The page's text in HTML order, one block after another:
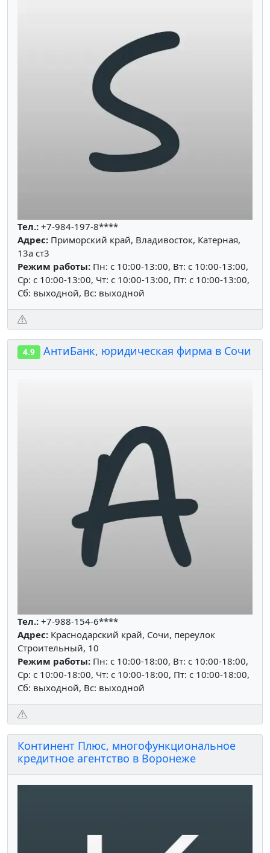
Тел.: +7-984-197-8****
Адрес: Приморский край, Владивосток, Катерная,
13а ст3
Режим работы: Пн: c 10:00-13:00, Вт: c 10:00-13:00,
Ср: c 10:00-13:00, Чт: c 10:00-13:00, Пт: c 10:00-13:00,
Сб: выходной, Вс: выходной
4.9 АнтиБанк, юридическая фирма в Сочи
Тел.: +7-988-154-6****
Адрес: Краснодарский край, Сочи, переулок
Строительный, 10
Режим работы: Пн: c 10:00-18:00, Вт: c 10:00-18:00,
Ср: c 10:00-18:00, Чт: c 10:00-18:00, Пт: c 10:00-18:00,
Сб: выходной, Вс: выходной
Континент Плюс, многофункциональное
кредитное агентство в Воронеже